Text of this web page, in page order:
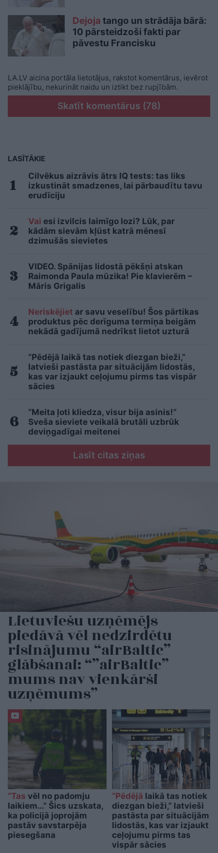
Dejoja tango un strādāja bārā:
10 pārsteidzoši fakti par
pāvestu Francisku
LA.LV aicina portāla lietotājus, rakstot komentārus, ievērot
pieklājību, nekurināt naidu un iztikt bez rupjībām.
Skatīt komentārus (78)
LASĪTĀKIE
Cilvēkus aizrāvis ātrs IQ tests: tas liks
izkustināt smadzenes, lai pārbaudītu tavu
erudīciju
Vai esi izvilcis laimīgo lozi? Lūk, par
kādām sievām kļūst katrā mēnesī
dzimušās sievietes
VIDEO. Spānijas lidostā pēkšņi atskan
Raimonda Paula mūzika! Pie klavierēm –
Māris Grigalis
Neriskējiet ar savu veselību! Šos pārtikas
produktus pēc derīguma termiņa beigām
nekādā gadījumā nedrīkst lietot uzturā
“Pēdējā laikā tas notiek diezgan bieži,”
latvieši pastāsta par situācijām lidostās,
kas var izjaukt ceļojumu pirms tas vispār
sācies
“Meita ļoti kliedza, visur bija asinis!”
Sveša sieviete veikalā brutāli uzbrūk
deviņgadīgai meitenei
Lasīt citas ziņas
Lietuviešu uzņēmējs
piedāvā vēl nedzirdētu
risinājumu “airBaltic”
glābšanai: “”airBaltic”
mums nav vienkārši
uzņēmums”
“Tas vēl no padomju
laikiem…” Šics uzskata,
ka policijā joprojām
pastāv savstarpēja
piesegšana
“Pēdējā laikā tas notiek
diezgan bieži,” latvieši
pastāsta par situācijām
lidostās, kas var izjaukt
ceļojumu pirms tas
vispār sācies